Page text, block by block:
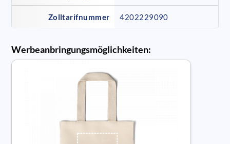
Zolltarifnummer 4202229090
Werbeanbringungsmöglichkeiten: